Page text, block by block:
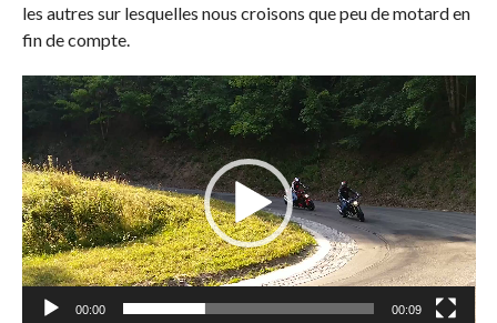
les autres sur lesquelles nous croisons que peu de motard en
fin de compte.
Lecteur
vidéo
00:00 00:09